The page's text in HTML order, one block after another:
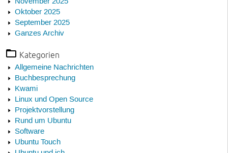
Oktober 2025
September 2025
Ganzes Archiv
Kategorien
Allgemeine Nachrichten
Buchbesprechung
Kwami
Linux und Open Source
Projektvorstellung
Rund um Ubuntu
Software
Ubuntu Touch